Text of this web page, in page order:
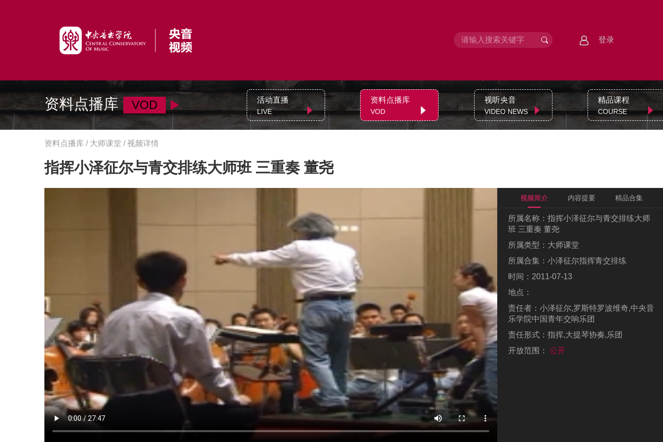
登录
资料点播库 VOD 活动直播
LIVE
资料点播库
VOD
视听央音
VIDEO NEWS
精品课程
COURSE
资料点播库 / 大师课堂 / 视频详情
指挥小泽征尔与青交排练大师班 三重奏 董尧
视频简介 内容提要 精品合集
所属名称： 指挥小泽征尔与青交排练大师
班 三重奏 董尧
所属类型： 大师课堂
所属合集： 小泽征尔指挥青交排练
时间： 2011-07-13
地点：
责任者： 小泽征尔,罗斯特罗波维奇,中央音
乐学院中国青年交响乐团
责任形式： 指挥,大提琴协奏,乐团
开放范围：
公开